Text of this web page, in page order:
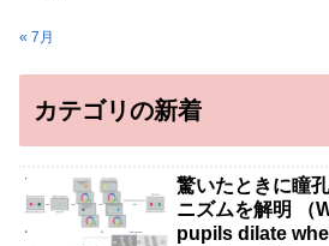
« 7月
カテゴリの新着
驚いたときに瞳
ニズムを解明 （
pupils dilate